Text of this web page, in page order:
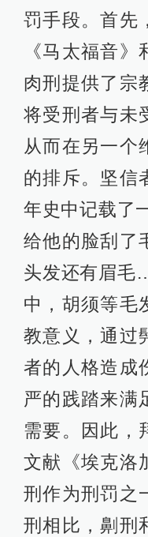
罚手段。首先
《马太福音
肉刑提供了宗
将受刑者与未
从而在另一个
的排斥。坚信
年史中记载了
给他的脸刮了
头发还有眉毛
中，胡须等毛
教意义，通过
者的人格造成
严的践踏来满
需要。因此，
文献《埃克洛
刑作为刑罚之
刑相比，劓刑